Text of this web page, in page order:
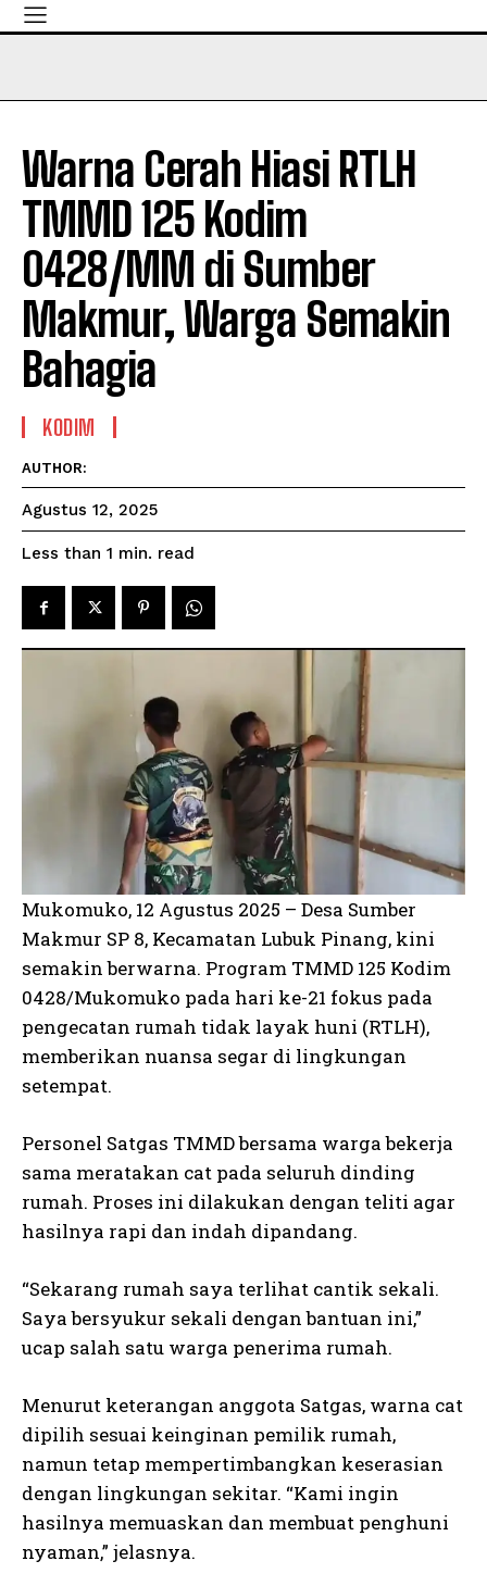
Warna Cerah Hiasi RTLH
TMMD 125 Kodim
0428/MM di Sumber
Makmur, Warga Semakin
Bahagia
KODIM
AUTHOR:
Agustus 12, 2025
Less than 1 min. read
Mukomuko, 12 Agustus 2025 – Desa Sumber
Makmur SP 8, Kecamatan Lubuk Pinang, kini
semakin berwarna. Program TMMD 125 Kodim
0428/Mukomuko pada hari ke-21 fokus pada
pengecatan rumah tidak layak huni (RTLH),
memberikan nuansa segar di lingkungan
setempat.
Personel Satgas TMMD bersama warga bekerja
sama meratakan cat pada seluruh dinding
rumah. Proses ini dilakukan dengan teliti agar
hasilnya rapi dan indah dipandang.
“Sekarang rumah saya terlihat cantik sekali.
Saya bersyukur sekali dengan bantuan ini,”
ucap salah satu warga penerima rumah.
Menurut keterangan anggota Satgas, warna cat
dipilih sesuai keinginan pemilik rumah,
namun tetap mempertimbangkan keserasian
dengan lingkungan sekitar. “Kami ingin
hasilnya memuaskan dan membuat penghuni
nyaman,” jelasnya.